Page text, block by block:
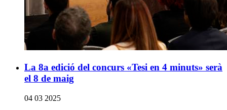
La 8a edició del concurs «Tesi en 4 minuts» serà
el 8 de maig
04 03 2025